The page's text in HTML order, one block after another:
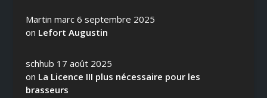
Martin marc 6 septembre 2025
on Lefort Augustin
schhub 17 août 2025
on La Licence III plus nécessaire pour les
brasseurs